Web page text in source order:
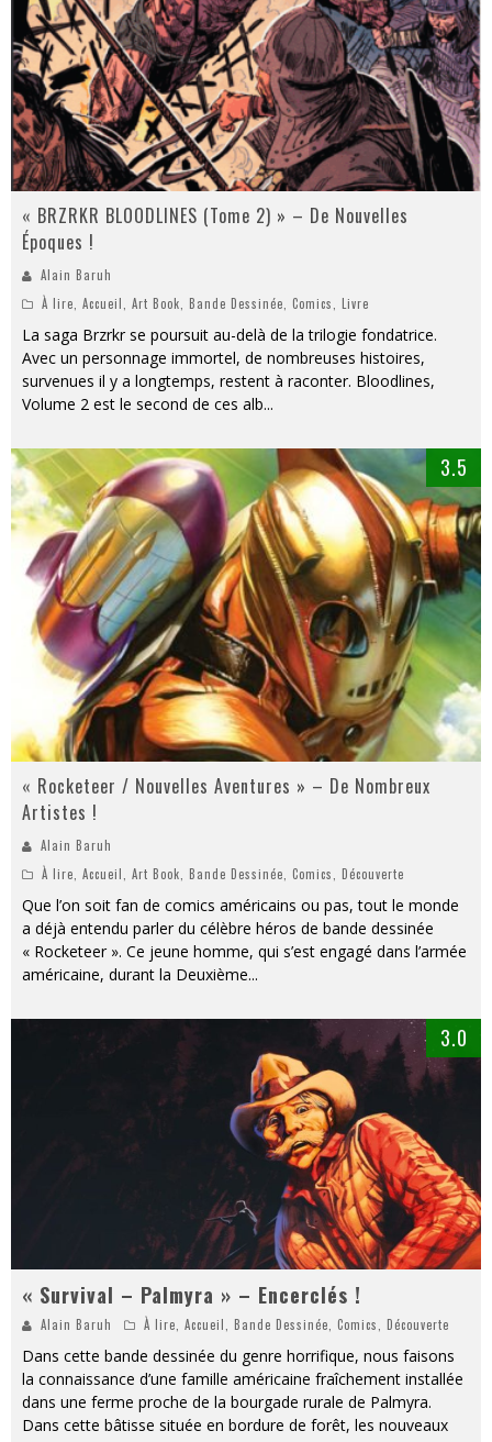
« BRZRKR BLOODLINES (Tome 2) » – De Nouvelles
Époques !
Alain Baruh
À lire Accueil Art Book Bande Dessinée Comics Livre
La saga Brzrkr se poursuit au-delà de la trilogie fondatrice.
Avec un personnage immortel, de nombreuses histoires,
survenues il y a longtemps, restent à raconter. Bloodlines,
Volume 2 est le second de ces alb...
3.5
« Rocketeer / Nouvelles Aventures » – De Nombreux
Artistes !
Alain Baruh
À lire Accueil Art Book Bande Dessinée Comics Découverte
Que l’on soit fan de comics américains ou pas, tout le monde
a déjà entendu parler du célèbre héros de bande dessinée
« Rocketeer ». Ce jeune homme, qui s’est engagé dans l’armée
américaine, durant la Deuxième...
3.0
« Survival – Palmyra » – Encerclés !
Alain Baruh À lire, Accueil, Bande Dessinée, Comics, Découverte
Dans cette bande dessinée du genre horrifique, nous faisons
la connaissance d’une famille américaine fraîchement installée
dans une ferme proche de la bourgade rurale de Palmyra.
Dans cette bâtisse située en bordure de forêt, les nouveaux